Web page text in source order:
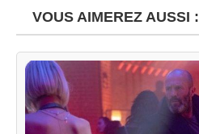
VOUS AIMEREZ AUSSI :